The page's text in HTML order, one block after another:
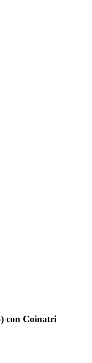
con Coinatri